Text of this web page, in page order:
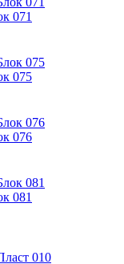
071
075
076
081